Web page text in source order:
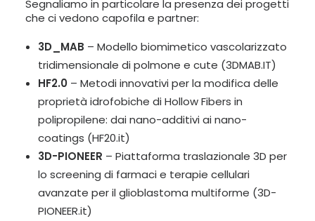
Segnaliamo in particolare la presenza dei progetti
che ci vedono capofila e partner:
3D_MAB – Modello biomimetico vascolarizzato
tridimensionale di polmone e cute (3DMAB.IT)
HF2.0 – Metodi innovativi per la modifica delle
proprietà idrofobiche di Hollow Fibers in
polipropilene: dai nano-additivi ai nano-
coatings (HF20.it)
3D-PIONEER – Piattaforma traslazionale 3D per
lo screening di farmaci e terapie cellulari
avanzate per il glioblastoma multiforme (3D-
PIONEER.it)